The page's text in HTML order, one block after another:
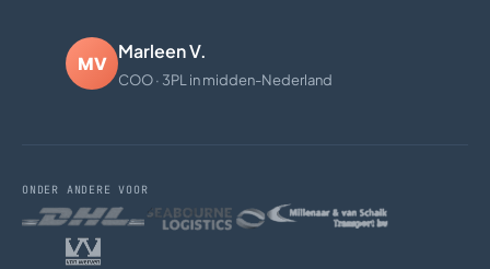
MV
Marleen V.
COO · 3PL in midden-Nederland
ONDER ANDERE VOOR